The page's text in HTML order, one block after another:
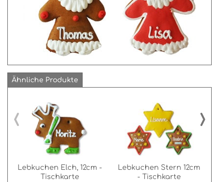
Ähnliche Produkte
Lebkuchen Elch, 12cm -
Tischkarte
Lebkuchen Stern 12cm
- Tischkarte
‹ ›